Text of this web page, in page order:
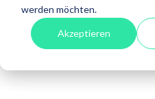
werden möchten.
Akzeptieren
Test Analyst
Test Automation Engineering
Agile Tester
Acceptance Testing
Automotive Softwaretest